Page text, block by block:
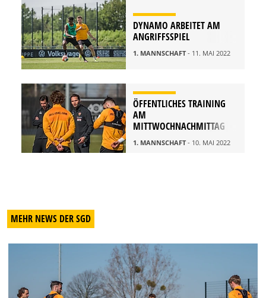
DYNAMO ARBEITET AM
ANGRIFFSSPIEL
1. MANNSCHAFT- 11. MAI 2022
ÖFFENTLICHES TRAINING
AM
MITTWOCHNACHMITTAG
1. MANNSCHAFT- 10. MAI 2022
MEHR NEWS DER SGD